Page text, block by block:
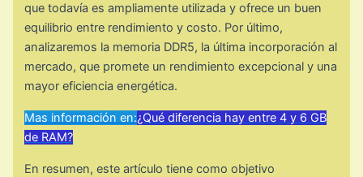
que todavía es ampliamente utilizada y ofrece un buen
equilibrio entre rendimiento y costo. Por último,
analizaremos la memoria DDR5, la última incorporación al
mercado, que promete un rendimiento excepcional y una
mayor eficiencia energética.
Mas información en:¿Qué diferencia hay entre 4 y 6 GB
de RAM?
En resumen, este artículo tiene como objetivo